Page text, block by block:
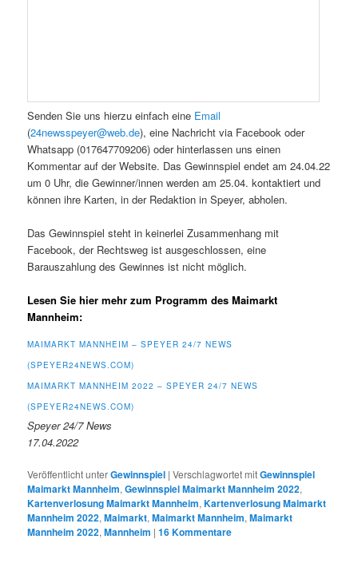
Senden Sie uns hierzu einfach eine Email
(24newsspeyer@web.de), eine Nachricht via Facebook oder
Whatsapp (017647709206) oder hinterlassen uns einen
Kommentar auf der Website. Das Gewinnspiel endet am 24.04.22
um 0 Uhr, die Gewinner/innen werden am 25.04. kontaktiert und
können ihre Karten, in der Redaktion in Speyer, abholen.
Das Gewinnspiel steht in keinerlei Zusammenhang mit
Facebook, der Rechtsweg ist ausgeschlossen, eine
Barauszahlung des Gewinnes ist nicht möglich.
Lesen Sie hier mehr zum Programm des Maimarkt
Mannheim:
MAIMARKT MANNHEIM – SPEYER 24/7 NEWS
(SPEYER24NEWS.COM)
MAIMARKT MANNHEIM 2022 – SPEYER 24/7 NEWS
(SPEYER24NEWS.COM)
Speyer 24/7 News
17.04.2022
Veröffentlicht unterGewinnspiel |Verschlagwortet mitGewinnspiel
Maimarkt Mannheim,Gewinnspiel Maimarkt Mannheim 2022,
Kartenverlosung Maimarkt Mannheim,Kartenverlosung Maimarkt
Mannheim 2022,Maimarkt,Maimarkt Mannheim,Maimarkt
Mannheim 2022,Mannheim |16Kommentare